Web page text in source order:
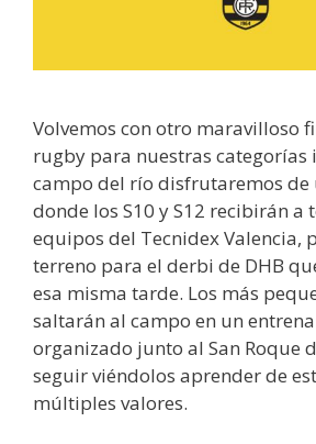
Volvemos con otro maravilloso
rugby para nuestras categorías
campo del río disfrutaremos de
donde los S10 y S12 recibirán a
equipos del Tecnidex Valencia,
terreno para el derbi de DHB
esa misma tarde. Los más
saltarán al campo en un
organizado junto al San Roque
seguir viéndolos aprender de
múltiples valores.